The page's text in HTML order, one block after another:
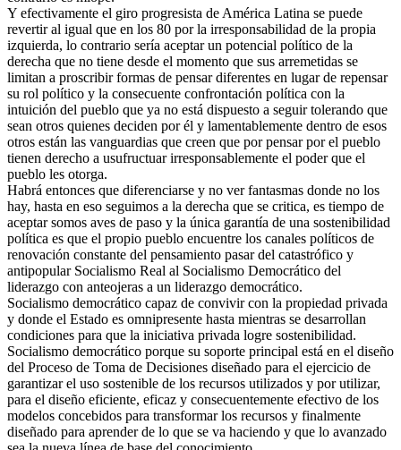
Y efectivamente el giro progresista de América Latina se puede
revertir al igual que en los 80 por la irresponsabilidad de la propia
izquierda, lo contrario sería aceptar un potencial político de la
derecha que no tiene desde el momento que sus arremetidas se
limitan a proscribir formas de pensar diferentes en lugar de repensar
su rol político y la consecuente confrontación política con la
intuición del pueblo que ya no está dispuesto a seguir tolerando que
sean otros quienes deciden por él y lamentablemente dentro de esos
otros están las vanguardias que creen que por pensar por el pueblo
tienen derecho a usufructuar irresponsablemente el poder que el
pueblo les otorga.
Habrá entonces que diferenciarse y no ver fantasmas donde no los
hay, hasta en eso seguimos a la derecha que se critica, es tiempo de
aceptar somos aves de paso y la única garantía de una sostenibilidad
política es que el propio pueblo encuentre los canales políticos de
renovación constante del pensamiento pasar del catastrófico y
antipopular Socialismo Real al Socialismo Democrático del
liderazgo con anteojeras a un liderazgo democrático.
Socialismo democrático capaz de convivir con la propiedad privada
y donde el Estado es omnipresente hasta mientras se desarrollan
condiciones para que la iniciativa privada logre sostenibilidad.
Socialismo democrático porque su soporte principal está en el diseño
del Proceso de Toma de Decisiones diseñado para el ejercicio de
garantizar el uso sostenible de los recursos utilizados y por utilizar,
para el diseño eficiente, eficaz y consecuentemente efectivo de los
modelos concebidos para transformar los recursos y finalmente
diseñado para aprender de lo que se va haciendo y que lo avanzado